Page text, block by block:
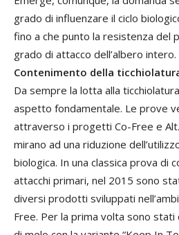
grado di influenzare il ciclo
fino a che punto la resistenza del
grado di attacco dell’albero intero.
Contenimento della
Da sempre la lotta alla
aspetto fondamentale. Le prove
attraverso i progetti Co-Free e
mirano ad una riduzione
biologica. In una classica prova di
attacchi primari, nel 2015 sono
diversi prodotti sviluppati
Free. Per la prima volta sono